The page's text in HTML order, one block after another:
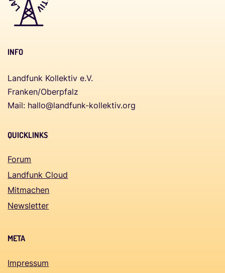
INFO
Landfunk Kollektiv e.V.
Franken/Oberpfalz
Mail: hallo@landfunk-kollektiv.org
QUICKLINKS
Forum
Landfunk Cloud
Mitmachen
Newsletter
META
Impressum